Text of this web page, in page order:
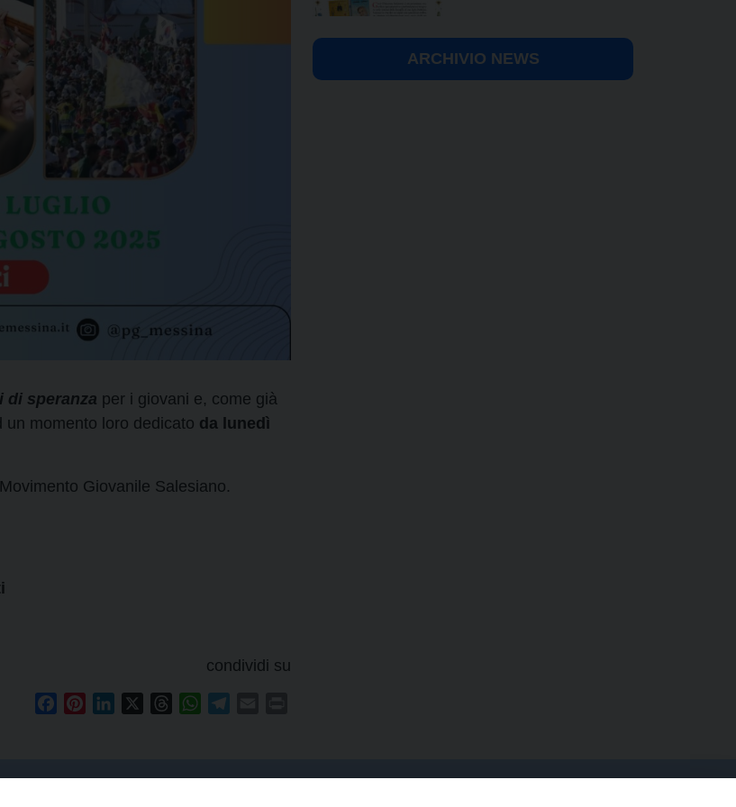
di speranza per i giovani e, come già
un momento loro dedicato da lunedì
Giovanile Salesiano.
condividi su
FacebookPinterestLinkedIn ThreadsWhatsApp
ARCHIVIO NEWS